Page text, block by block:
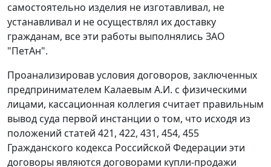
самостоятельно изделия не изготавливал, не
устанавливал и не осуществлял их доставку
гражданам, все эти работы выполнялись ЗАО
"ПетАн".
Проанализировав условия договоров, заключенных
предпринимателем Калаевым А.И. с физическими
лицами, кассационная коллегия считает правильным
вывод суда первой инстанции о том, что исходя из
положений статей 421, 422, 431, 454, 455
Гражданского кодекса Российской Федерации эти
договоры являются договорами купли-продажи